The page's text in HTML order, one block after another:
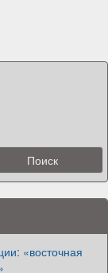
«восточная